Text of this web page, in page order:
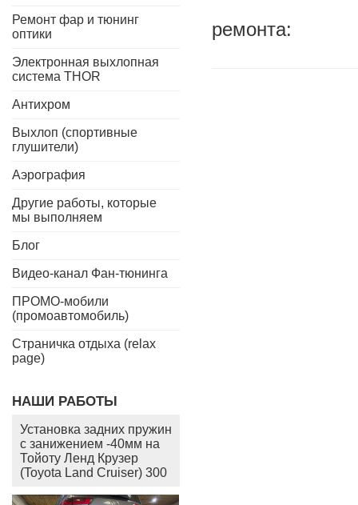
Ремонт фар и тюнинг
оптики
Электронная выхлопная
система THOR
Антихром
Выхлоп (спортивные
глушители)
Аэрография
Другие работы, которые
мы выполняем
Блог
Видео-канал Фан-тюнинга
ПРОМО-мобили
(промоавтомобиль)
Страничка отдыха (relax
page)
НАШИ РАБОТЫ
Установка задних пружин
с занижением -40мм на
Тойоту Ленд Крузер
(Toyota Land Cruiser) 300
ремонта: